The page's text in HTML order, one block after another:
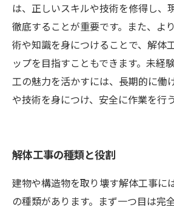
は、正しいスキルや技術を修得し、
徹底することが重要です。また、よ
術や知識を身につけることで、解体
ップを目指すこともできます。未経
工の魅力を活かすには、長期的に働
や技術を身につけ、安全に作業を行
解体工事の種類と役割
建物や構造物を取り壊す解体工事に
の種類があります。まず一つ目は完